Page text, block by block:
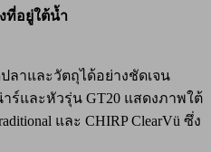
ที่อยู่ใต้น้ำ
ลาและวัตถุได้อย่างชัดเจน
าร์และหัวรุ่น GT20 แสดงภาพใต้
และ CHIRP ClearVü ซึ่ง